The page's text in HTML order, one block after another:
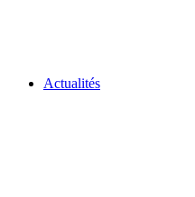
Actualités